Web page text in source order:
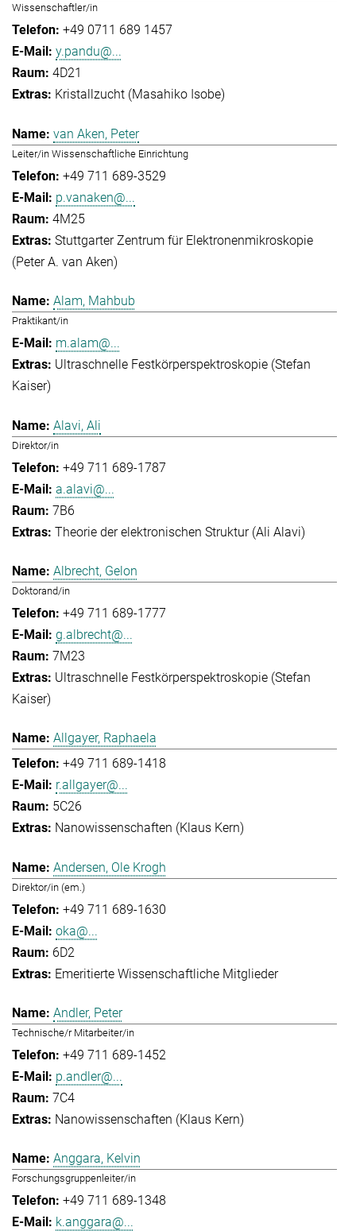
Wissenschaftler/in
+49 0711 689 1457
y.pandu@...
4D21
Kristallzucht (Masahiko Isobe)
van Aken, Peter
Leiter/in Wissenschaftliche Einrichtung
+49 711 689-3529
p.vanaken@...
4M25
Stuttgarter Zentrum für Elektronenmikroskopie
(Peter A. van Aken)
Alam, Mahbub
Praktikant/in
m.alam@...
Ultraschnelle Festkörperspektroskopie (Stefan
Kaiser)
Alavi, Ali
Direktor/in
+49 711 689-1787
a.alavi@...
7B6
Theorie der elektronischen Struktur (Ali Alavi)
Albrecht, Gelon
Doktorand/in
+49 711 689-1777
g.albrecht@...
7M23
Ultraschnelle Festkörperspektroskopie (Stefan
Kaiser)
Allgayer, Raphaela
+49 711 689-1418
r.allgayer@...
5C26
Nanowissenschaften (Klaus Kern)
Andersen, Ole Krogh
Direktor/in (em.)
+49 711 689-1630
oka@...
6D2
Emeritierte Wissenschaftliche Mitglieder
Andler, Peter
Technische/r Mitarbeiter/in
+49 711 689-1452
p.andler@...
7C4
Nanowissenschaften (Klaus Kern)
Anggara, Kelvin
Forschungsgruppenleiter/in
+49 711 689-1348
k.anggara@...